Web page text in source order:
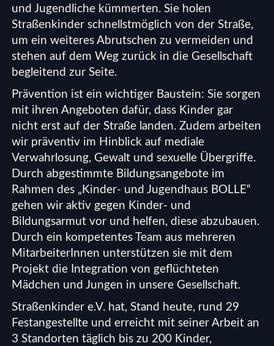
und Jugendliche kümmerten. Sie holen
Straßenkinder schnellstmöglich von der Straße,
um ein weiteres Abrutschen zu vermeiden und
stehen auf dem Weg zurück in die Gesellschaft
begleitend zur Seite.
Prävention ist ein wichtiger Baustein: Sie sorgen
mit ihren Angeboten dafür, dass Kinder gar
nicht erst auf der Straße landen. Zudem arbeiten
wir präventiv im Hinblick auf mediale
Verwahrlosung, Gewalt und sexuelle Übergriffe.
Durch abgestimmte Bildungsangebote im
Rahmen des „Kinder- und Jugendhaus BOLLE“
gehen wir aktiv gegen Kinder- und
Bildungsarmut vor und helfen, diese abzubauen.
Durch ein kompetentes Team aus mehreren
MitarbeiterInnen unterstützen sie mit dem
Projekt die Integration von geflüchteten
Mädchen und Jungen in unsere Gesellschaft.
Straßenkinder e.V. hat, Stand heute, rund 29
Festangestellte und erreicht mit seiner Arbeit an
3 Standorten täglich bis zu 200 Kinder,